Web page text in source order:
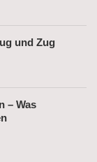
und Zug
– Was